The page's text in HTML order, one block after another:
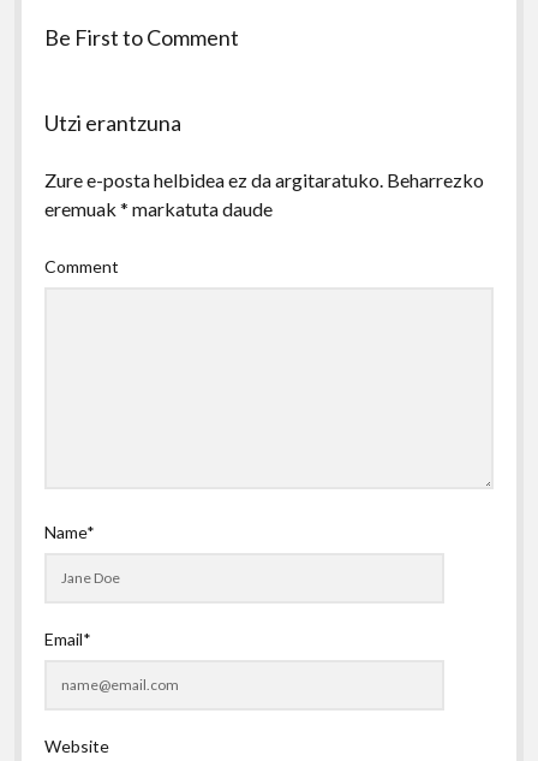
Be First to Comment
Utzi erantzuna
Zure e-posta helbidea ez da argitaratuko. Beharrezko
eremuak * markatuta daude
Comment
Name*
Email*
Website